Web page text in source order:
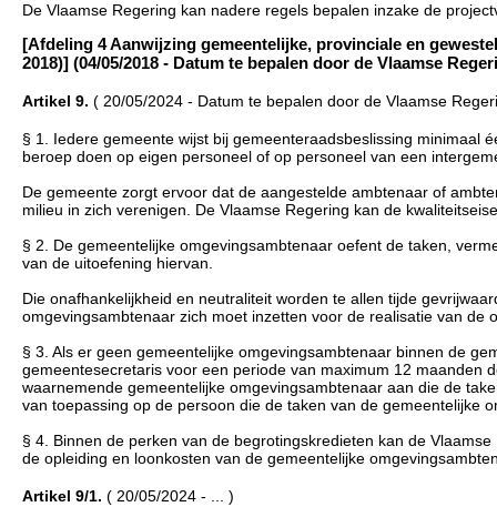
De Vlaamse Regering kan nadere regels bepalen inzake de
[Afdeling 4 Aanwijzing gemeentelijke, provinciale en
2018)] (04/05/2018 - Datum te bepalen door de Vlaamse
Artikel 9. ( 20/05/2024 - Datum te bepalen door de Vlaamse
§ 1. Iedere gemeente wijst bij gemeenteraadsbeslissing minimaal
beroep doen op eigen personeel of op personeel van een
De gemeente zorgt ervoor dat de aangestelde ambtenaar of
milieu in zich verenigen. De Vlaamse Regering kan de
§ 2. De gemeentelijke omgevingsambtenaar oefent de taken,
van de uitoefening hiervan.
Die onafhankelijkheid en neutraliteit worden te allen tijde
omgevingsambtenaar zich moet inzetten voor de realisatie van
§ 3. Als er geen gemeentelijke omgevingsambtenaar binnen de
gemeentesecretaris voor een periode van maximum 12 maanden
waarnemende gemeentelijke omgevingsambtenaar aan die de
van toepassing op de persoon die de taken van de gemeentelijke
§ 4. Binnen de perken van de begrotingskredieten kan de
de opleiding en loonkosten van de gemeentelijke
Artikel 9/1. ( 20/05/2024 - ... )